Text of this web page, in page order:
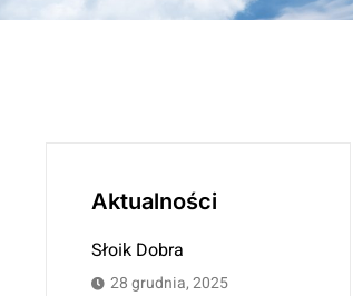
Aktualności
Słoik Dobra
28 grudnia, 2025